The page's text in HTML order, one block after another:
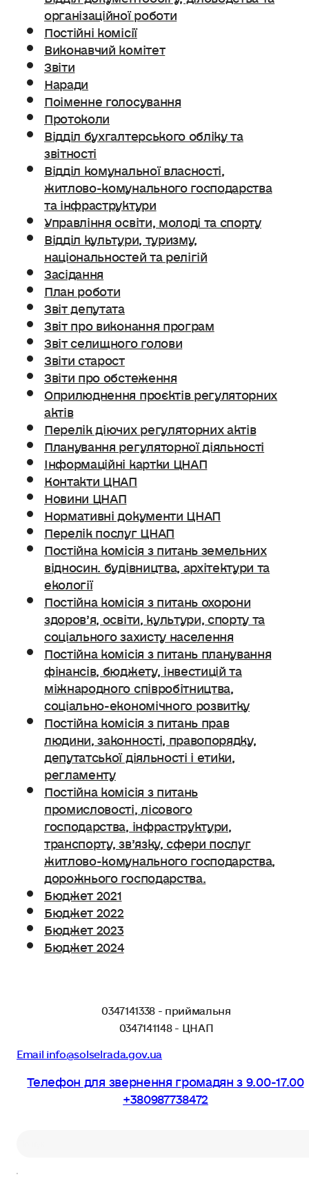
організаційної роботи
Постійні комісії
Виконавчий комітет
Звіти
Наради
Поіменне голосування
Протоколи
Відділ бухгалтерського обліку та
звітності
Відділ комунальної власності,
житлово-комунального господарства
та інфраструктури
Управління освіти, молоді та спорту
Відділ культури, туризму,
національностей та релігій
Засідання
План роботи
Звіт депутата
Звіт про виконання програм
Звіт селищного голови
Звіти старост
Звіти про обстеження
Оприлюднення проєктів регуляторних
актів
Перелік діючих регуляторних актів
Планування регуляторної діяльності
Інформаційні картки ЦНАП
Контакти ЦНАП
Новини ЦНАП
Нормативні документи ЦНАП
Перелік послуг ЦНАП
Постійна комісія з питань земельних
відносин. будівництва, архітектури та
екології
Постійна комісія з питань охорони
здоров’я, освіти, культури, спорту та
соціального захисту населення
Постійна комісія з питань планування
фінансів, бюджету, інвестицій та
міжнародного співробітництва,
соціально-економічного розвитку
Постійна комісія з питань прав
людини, законності, правопорядку,
депутатської діяльності і етики,
регламенту
Постійна комісія з питань
промисловості, лісового
господарства, інфраструктури,
транспорту, зв’язку, сфери послуг
житлово-комунального господарства,
дорожнього господарства.
Бюджет 2021
Бюджет 2022
Бюджет 2023
Бюджет 2024
0347141338 - приймальня
0347141148 - ЦНАП
Email info@solselrada.gov.ua
Телефон для звернення громадян з 9.00-17.00
+380987738472